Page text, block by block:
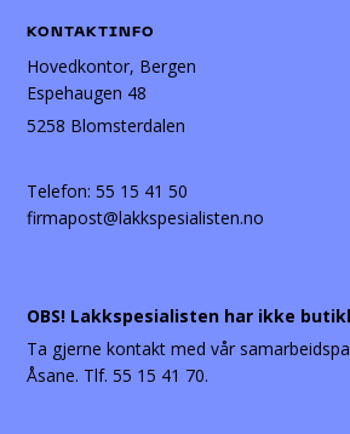
KONTAKTINFO
Hovedkontor, Bergen
Espehaugen 48
5258 Blomsterdalen
Telefon:55 15 41 50
firmapost@lakkspesialisten.no
OBS! Lakkspesialisten har ikke
Ta gjerne kontakt med vår
Åsane. Tlf. 55 15 41 70.